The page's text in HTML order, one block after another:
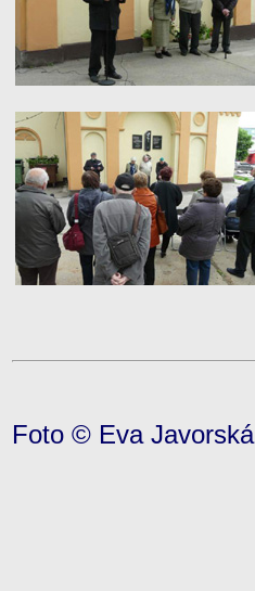
Foto © Eva Javorská